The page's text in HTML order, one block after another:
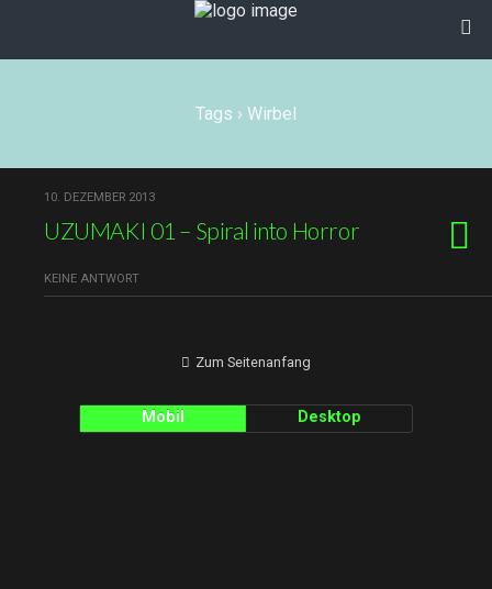
Tags › Wirbel
10. DEZEMBER 2013
UZUMAKI 01 – Spiral into Horror
KEINE ANTWORT
Zum Seitenanfang
Mobil Desktop